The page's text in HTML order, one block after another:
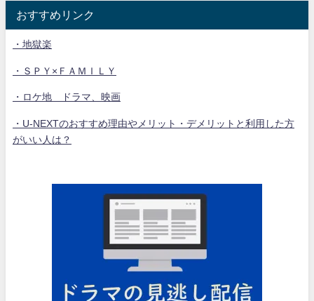
おすすめリンク
・地獄楽
・ＳＰＹ×ＦＡＭＩＬＹ
・ロケ地 ドラマ、映画
・U-NEXTのおすすめ理由やメリット・デメリットと利用した方
がいい人は？